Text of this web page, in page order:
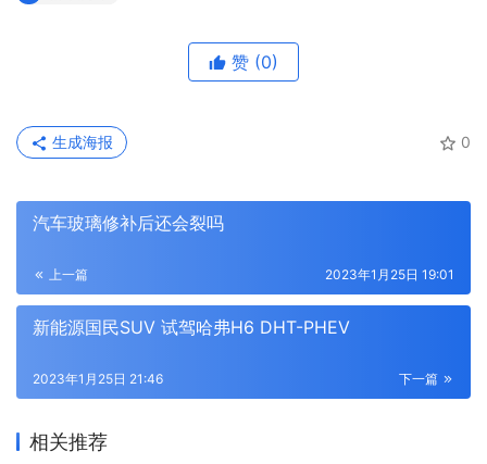
赞 (0)
0
生成海报
汽车玻璃修补后还会裂吗
上一篇 2023年1月25日 19:01
新能源国民SUV 试驾哈弗H6 DHT-PHEV
下一篇
2023年1月25日 21:46
相关推荐